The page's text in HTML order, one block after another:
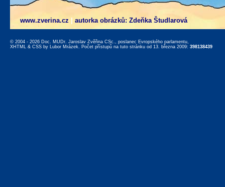
www.zverina.cz autorka obrázků: Zdeňka Študlarová
© 2004 - 2026 Doc. MUDr. Jaroslav Zvěřina CSc., poslanec Evropského parlamentu,
XHTML & CSS by Lubor Mrázek. Počet přístupů na tuto stránku od 13. března 2009: 398138439